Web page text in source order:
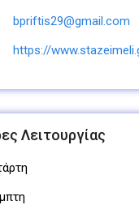
bpriftis29@gmail.com
https://
Λειτουργίας